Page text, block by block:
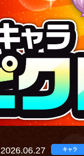
2026.06.27 キャラ